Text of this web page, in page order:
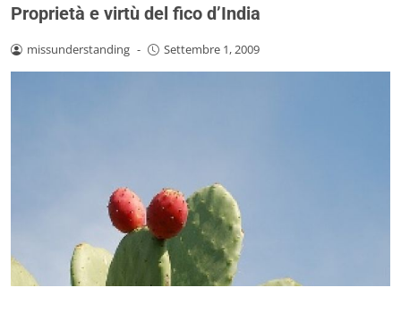
Proprietà e virtù del fico d’India
missunderstanding - Settembre 1, 2009